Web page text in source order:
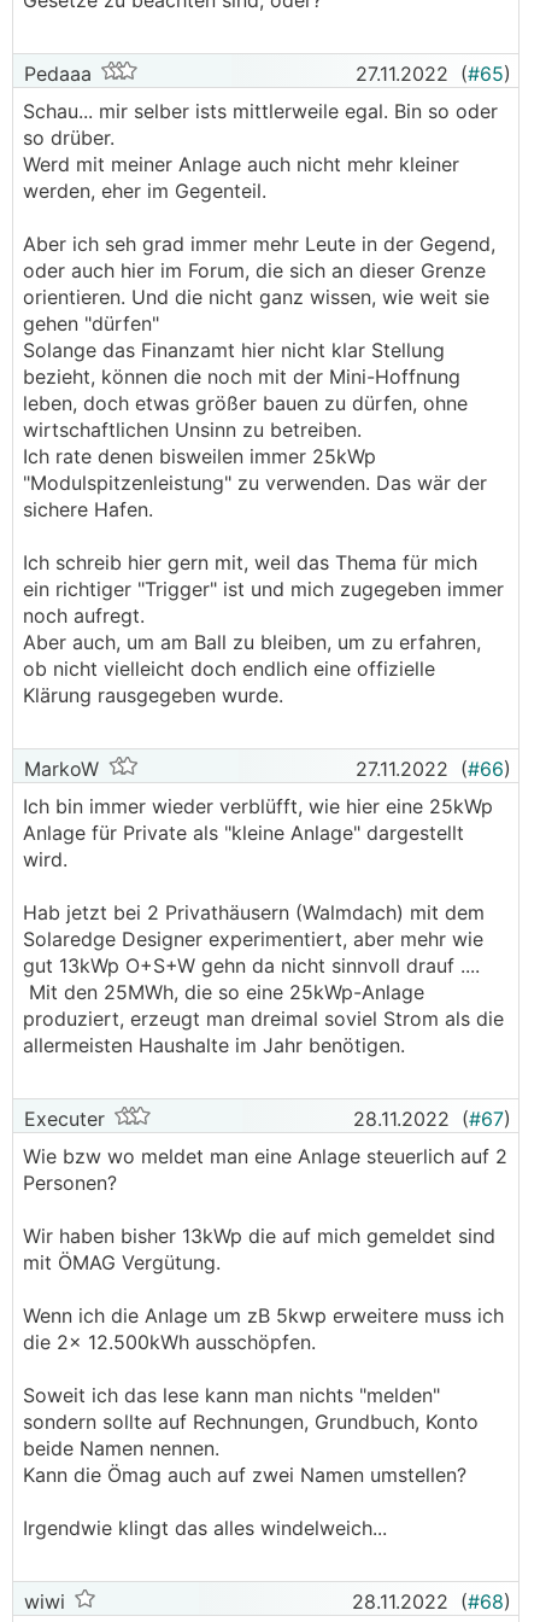
Kleinunternehmerpauschalierung
Einkünfte
€ 4.000,-
abzügl. pauschale Aufwendungen 45%
€ -1.800,-
zuzügl. Privatanteil Afa 20%
€ 280,-
€ 2.480,-
abzügl. Gewinnfreibetrag 15%
€ - 372,-
Gewinn auf Gewerbebetrieb
€ 2.108,-
Freibetrag PV 62,5% (Verhältnis Einspeisung &
Freibetrag)
€ - 1.317,50
steuerpflichtiger Gewinn
€ 790,50
Haus und eine weitere 10kWpauf unserem
Ferienhaus, wie kann der Freibetrag genutzt
werden?
Der Freibetrag von 12,5 MWh pro Jahr je natürlicher
Person kann auf alle Anlagen angerechnet werden,
solange die Engpassleistung der Anlagen die Grenze
Was ist die Kleinunternehmerpauschalierung &
was bringt sie mir?
Um Kleinunternehmern bis EUR 35.000,-
Umsatzhöhe den Wegfall einer vollumfänglichen
Aufzeichnen der Geschäftstransaktionen zu
ersparen, wurde seit der Veranlagung 2020 die
Kleinunternehmerpauschalierung eingeführt.
Somit ist es PV-Anlagenbetreibern, unter Einhaltung
der Voraussetzungen (siehe Links), möglich, statt der
Steuerberater, Wartung, etc) pauschale
Betriebsausgaben iHv 45% des Umsatzes als
pauschale Betriebsausgaben anzusetzen.
Dies wird häufig dazu führen, dass die Anwendung
Betriebsausgaben führen wird als bei Anrechnung
der tatsächlich angefallenen Betriebsausgaben, was
Anzumerken ist, dass die Kleinunternehmerregelung
im UStG und die Kleinunternehmerpauschalierung im
verwechseln sind.
Welche Vorteile bietet mir die degressive
Abschreibung gegenüber der linearen bzw. der
Für Investitionen bzw. Inbetriebnahme der
Anlagegut, respektive die Photovoltaikanlage, bis zu
30% p.a. degressiv abzuschreiben. Dies führt dazu,
Pedaaa 27.11.2022 (#65)
Schau... mir selber ists mittlerweile egal. Bin so oder
so drüber.
Werd mit meiner Anlage auch nicht mehr kleiner
werden, eher im Gegenteil.
Aber ich seh grad immer mehr Leute in der Gegend,
oder auch hier im Forum, die sich an dieser Grenze
orientieren. Und die nicht ganz wissen, wie weit sie
gehen "dürfen"
Solange das Finanzamt hier nicht klar Stellung
bezieht, können die noch mit der Mini-Hoffnung
leben, doch etwas größer bauen zu dürfen, ohne
wirtschaftlichen Unsinn zu betreiben.
Ich rate denen bisweilen immer 25kWp
"Modulspitzenleistung" zu verwenden. Das wär der
sichere Hafen.
Ich schreib hier gern mit, weil das Thema für mich
ein richtiger "Trigger" ist und mich zugegeben immer
noch aufregt.
Aber auch, um am Ball zu bleiben, um zu erfahren,
ob nicht vielleicht doch endlich eine offizielle
Klärung rausgegeben wurde.
MarkoW 27.11.2022 (#66)
Ich bin immer wieder verblüfft, wie hier eine 25kWp
Anlage für Private als "kleine Anlage" dargestellt
wird.
Hab jetzt bei 2 Privathäusern (Walmdach) mit dem
Solaredge Designer experimentiert, aber mehr wie
gut 13kWp O+S+W gehn da nicht sinnvoll drauf ....
Mit den 25MWh, die so eine 25kWp-Anlage
produziert, erzeugt man dreimal soviel Strom als die
allermeisten Haushalte im Jahr benötigen.
Executer 28.11.2022 (#67)
Wie bzw wo meldet man eine Anlage steuerlich auf 2
Personen?
Wir haben bisher 13kWp die auf mich gemeldet sind
mit ÖMAG Vergütung.
Wenn ich die Anlage um zB 5kwp erweitere muss ich
die 2x 12.500kWh ausschöpfen.
Soweit ich das lese kann man nichts "melden"
sondern sollte auf Rechnungen, Grundbuch, Konto
beide Namen nennen.
Kann die Ömag auch auf zwei Namen umstellen?
Irgendwie klingt das alles windelweich...
wiwi 28.11.2022 (#68)